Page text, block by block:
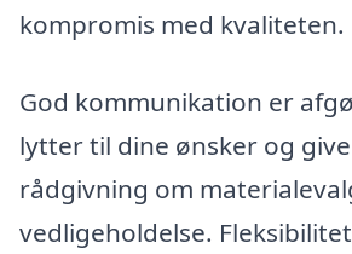
kompromis med kvaliteten.
God kommunikation er
lytter til dine ønsker og
rådgivning om
vedligeholdelse.